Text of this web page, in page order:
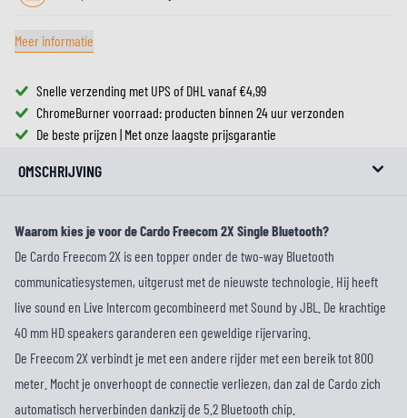
Meer informatie
Snelle verzending met UPS of DHL vanaf €4,99
ChromeBurner voorraad: producten binnen 24 uur verzonden
De beste prijzen | Met onze laagste prijsgarantie
OMSCHRIJVING
Waarom kies je voor de Cardo Freecom 2X Single Bluetooth?
De Cardo Freecom 2X is een topper onder de two-way Bluetooth
communicatiesystemen, uitgerust met de nieuwste technologie. Hij heeft
live sound en Live Intercom gecombineerd met Sound by JBL. De krachtige
40 mm HD speakers garanderen een geweldige rijervaring.
De Freecom 2X verbindt je met een andere rijder met een bereik tot 800
meter. Mocht je onverhoopt de connectie verliezen, dan zal de Cardo zich
automatisch herverbinden dankzij de 5.2 Bluetooth chip.